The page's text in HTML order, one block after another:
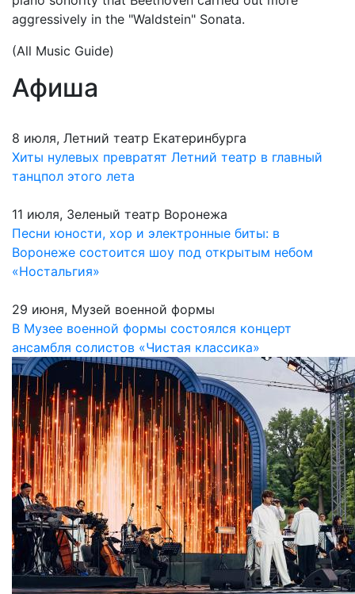
aggressively in the "Waldstein" Sonata.
(All Music Guide)
Афиша
8 июля, Летний театр Екатеринбурга
Хиты нулевых превратят Летний театр в главный
танцпол этого лета
11 июля, Зеленый театр Воронежа
Песни юности, хор и электронные биты: в
Воронеже состоится шоу под открытым небом
«Ностальгия»
29 июня, Музей военной формы
В Музее военной формы состоялся концерт
ансамбля солистов «Чистая классика»